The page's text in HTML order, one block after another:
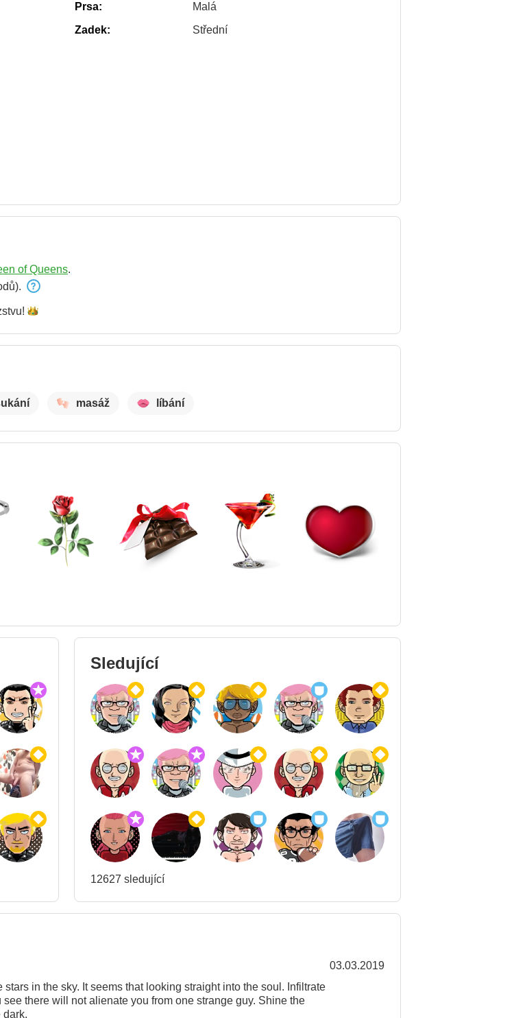
Prsa:
Malá
Zadek:
Střední
of Queens.
masáž líbání
Sledující
12627 sledující
03.03.2019
in the sky. It seems that looking straight into the soul. Infiltrate
there will not alienate you from one strange guy. Shine the
dark.